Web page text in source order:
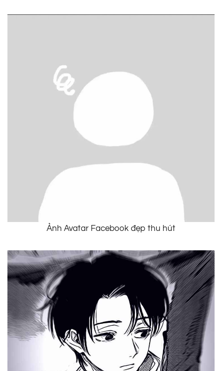
Ảnh Avatar Facebook đẹp thu hút